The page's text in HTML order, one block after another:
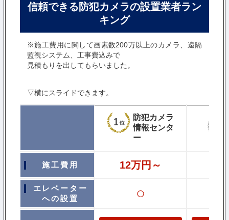
信頼できる防犯カメラの設置業者ラン
キング
※施工費用に関して画素数200万以上のカメラ、遠隔
監視システム、工事費込みで
見積もりを出してもらいました。
▽横にスライドできます。
防犯カメラ
情報センタ
ー
施工費用 12万円～
エレベーター
への設置
○